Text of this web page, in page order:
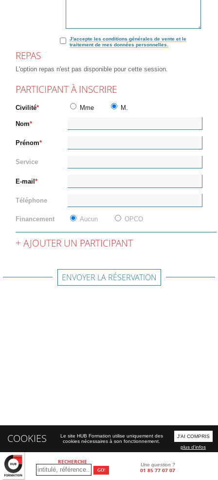
RECHERCHE Une question ?
01 85 77 07 07
J'accepte les conditions générales de vente et le
traitement de mes données personnelles.
REPAS
L'option repas n'est pas disponible pour cette session.
PARTICIPANT À INSCRIRE
Civilité Mme M.
Nom
Prénom
Service
E-mail
Téléphone
Financement Aucun OPCO
AJOUTER UN PARTICIPANT
ENVOYER LA RÉSERVATION
COOKIES
Le site HUB Formation utilise uniquement des
cookies nécessaires à son fonctionnement.
J'AI COMPRIS
plus d'infos